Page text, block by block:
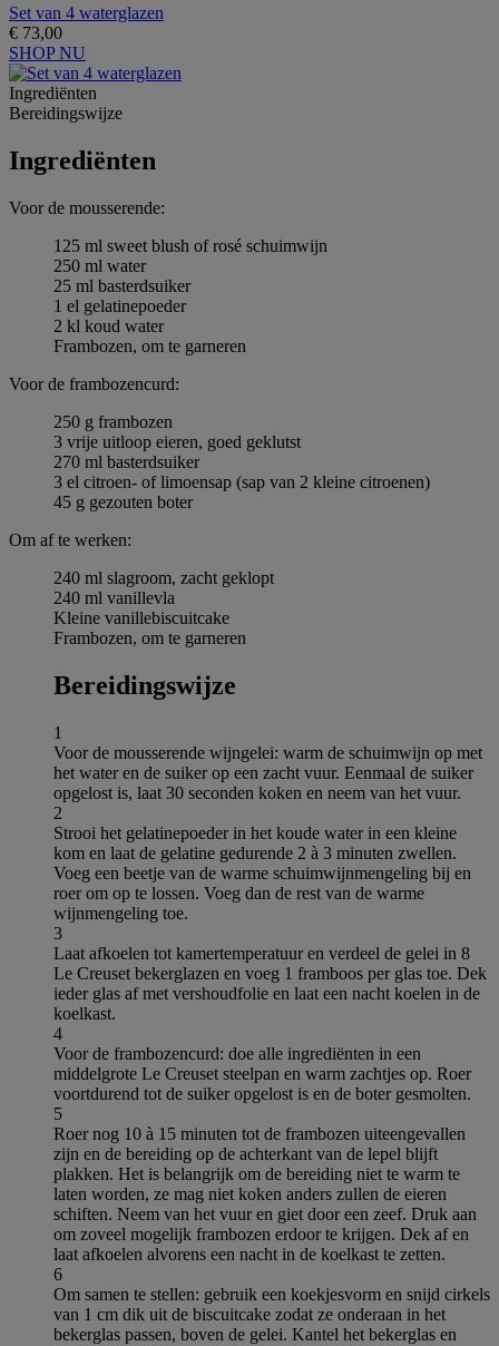
Set van 4 waterglazen
€ 73,00
SHOP NU
Ingrediёnten
Bereidingswijze
Ingrediёnten
Voor de mousserende:
125 ml sweet blush of rosé schuimwijn
250 ml water
25 ml basterdsuiker
1 el gelatinepoeder
2 kl koud water
Frambozen, om te garneren
Voor de frambozencurd:
250 g frambozen
3 vrije uitloop eieren, goed geklutst
270 ml basterdsuiker
3 el citroen- of limoensap (sap van 2 kleine citroenen)
45 g gezouten boter
Om af te werken:
240 ml slagroom, zacht geklopt
240 ml vanillevla
Kleine vanillebiscuitcake
Frambozen, om te garneren
Bereidingswijze
1
Voor de mousserende wijngelei: warm de schuimwijn op met
het water en de suiker op een zacht vuur. Eenmaal de suiker
opgelost is, laat 30 seconden koken en neem van het vuur.
2
Strooi het gelatinepoeder in het koude water in een kleine
kom en laat de gelatine gedurende 2 à 3 minuten zwellen.
Voeg een beetje van de warme schuimwijnmengeling bij en
roer om op te lossen. Voeg dan de rest van de warme
wijnmengeling toe.
3
Laat afkoelen tot kamertemperatuur en verdeel de gelei in 8
Le Creuset bekerglazen en voeg 1 framboos per glas toe. Dek
ieder glas af met vershoudfolie en laat een nacht koelen in de
koelkast.
4
Voor de frambozencurd: doe alle ingrediënten in een
middelgrote Le Creuset steelpan en warm zachtjes op. Roer
voortdurend tot de suiker opgelost is en de boter gesmolten.
5
Roer nog 10 à 15 minuten tot de frambozen uiteengevallen
zijn en de bereiding op de achterkant van de lepel blijft
plakken. Het is belangrijk om de bereiding niet te warm te
laten worden, ze mag niet koken anders zullen de eieren
schiften. Neem van het vuur en giet door een zeef. Druk aan
om zoveel mogelijk frambozen erdoor te krijgen. Dek af en
laat afkoelen alvorens een nacht in de koelkast te zetten.
6
Om samen te stellen: gebruik een koekjesvorm en snijd cirkels
van 1 cm dik uit de biscuitcake zodat ze onderaan in het
bekerglas passen, boven de gelei. Kantel het bekerglas en